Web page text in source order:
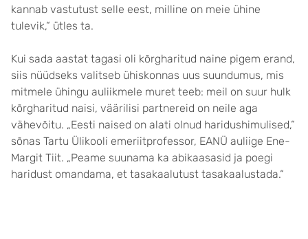
kannab vastutust selle eest, milline on meie ühine
tulevik,“ ütles ta.
Kui sada aastat tagasi oli kõrg­haritud naine pigem erand,
siis nüüdseks valitseb ühiskonnas uus suundumus, mis
mitmele ühingu auliik­mele muret teeb: meil on suur hulk
kõrgharitud naisi, väärilisi partnereid on neile aga
vähevõitu. „Eesti naised on alati olnud haridus­himulised,“
sõnas Tartu Üli­kooli emeriit­professor, EANÜ auliige Ene-
Margit Tiit. „Peame suunama ka abikaasasid ja poegi
haridust omandama, et tasakaalutust tasakaalus­tada.“